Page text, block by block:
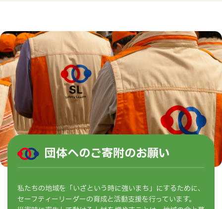
団体へのご寄附のお願い
私たちの地域を「いざという時に強いまち」にするために、
セーフティーリーダーの育成と活動支援を行っています。